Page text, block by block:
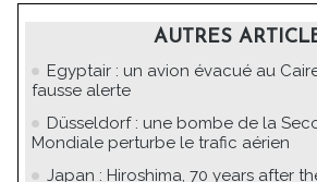
AUTRES
Egyptair : un avion évacué au
fausse alerte
Düsseldorf : une bombe de la
Mondiale perturbe le trafic aérien
Japan : Hiroshima, 70 years after